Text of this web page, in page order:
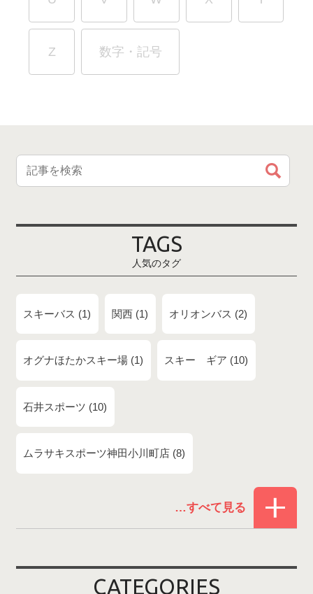
Z 数字・記号
TAGS
人気のタグ
スキーバス 1 関西 1 オリオンバス 2
オグナほたかスキー場 1 スキー ギア 10
石井スポーツ 10
ムラサキスポーツ神田小川町店 8
白馬コルチナスキー場
CATEGORIES